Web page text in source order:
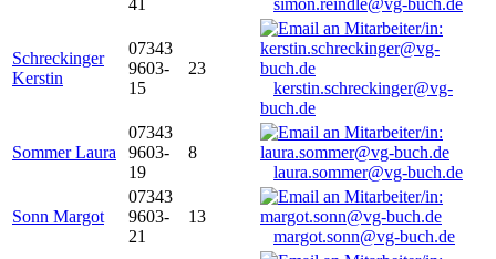
41
simon.reindle@vg-buch.de
Schreckinger
Kerstin
07343
9603-
15
23
kerstin.schreckinger@vg-
buch.de
Sommer Laura
07343
9603-
19
8
laura.sommer@vg-buch.de
Sonn Margot
07343
9603-
21
13
margot.sonn@vg-buch.de